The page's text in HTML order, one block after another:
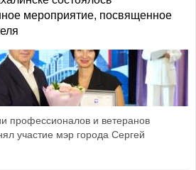
мероприятие, посвященное
профессионалов и ветеранов
участие мэр города Сергей